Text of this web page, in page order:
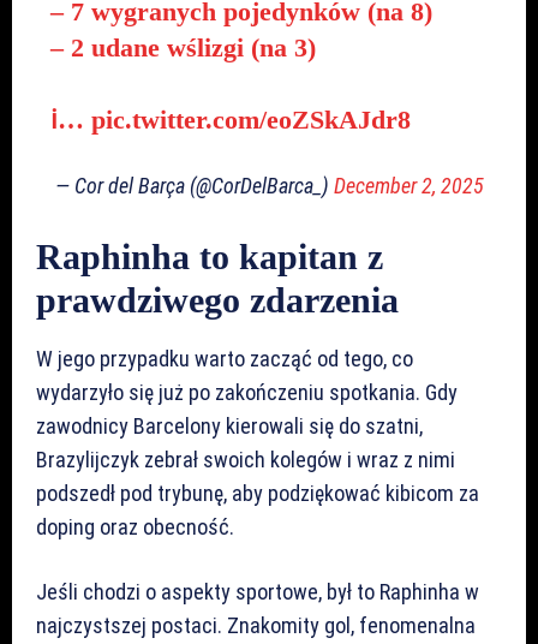
– 7 wygranych pojedynków (na 8)
– 2 udane wślizgi (na 3)
ℹ️… pic.twitter.com/eoZSkAJdr8
— Cor del Barça (@CorDelBarca_) December 2, 2025
Raphinha to kapitan z
prawdziwego zdarzenia
W jego przypadku warto zacząć od tego, co
wydarzyło się już po zakończeniu spotkania. Gdy
zawodnicy Barcelony kierowali się do szatni,
Brazylijczyk zebrał swoich kolegów i wraz z nimi
podszedł pod trybunę, aby podziękować kibicom za
doping oraz obecność.
Jeśli chodzi o aspekty sportowe, był to Raphinha w
najczystszej postaci. Znakomity gol, fenomenalna